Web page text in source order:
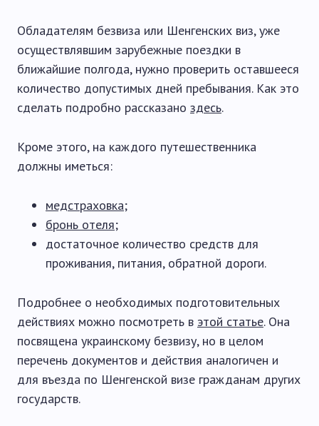
Обладателям безвиза или Шенгенских виз, уже
осуществлявшим зарубежные поездки в
ближайшие полгода, нужно проверить оставшееся
количество допустимых дней пребывания. Как это
сделать подробно рассказано здесь.
Кроме этого, на каждого путешественника
должны иметься:
медстраховка;
бронь отеля;
достаточное количество средств для
проживания, питания, обратной дороги.
Подробнее о необходимых подготовительных
действиях можно посмотреть в этой статье. Она
посвящена украинскому безвизу, но в целом
перечень документов и действия аналогичен и
для въезда по Шенгенской визе гражданам других
государств.